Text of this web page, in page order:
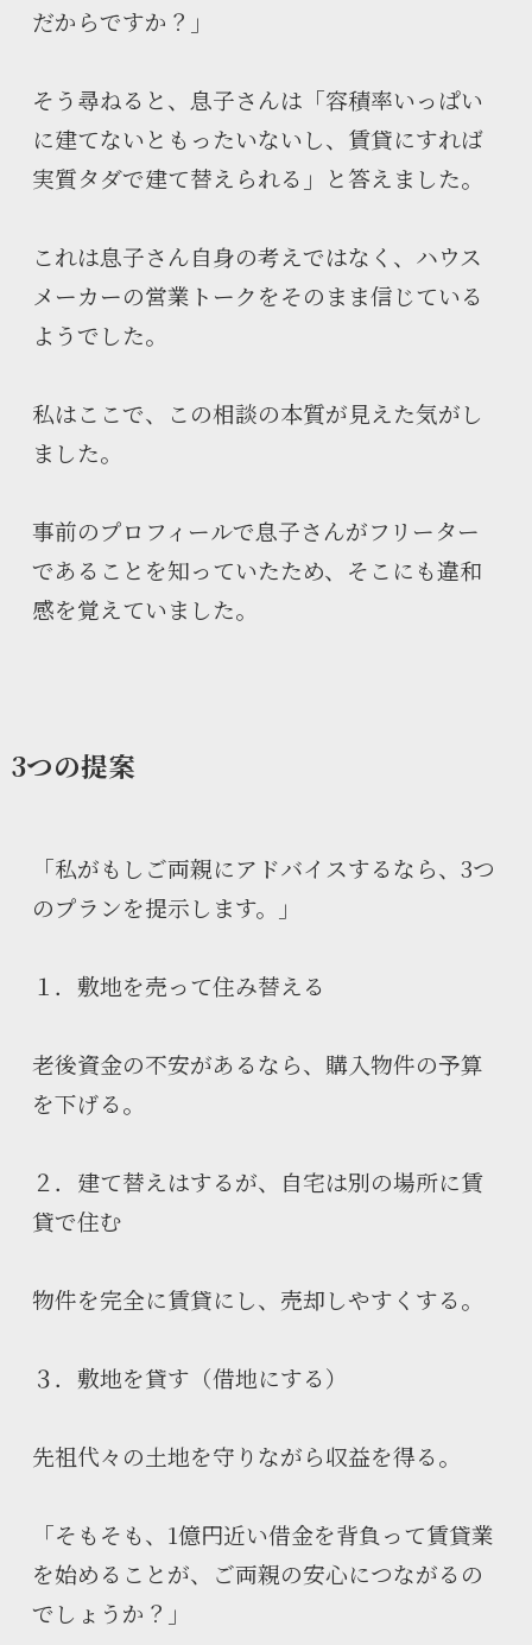
だからですか？」
そう尋ねると、息子さんは「容積率いっぱい
に建てないともったいないし、賃貸にすれば
実質タダで建て替えられる」と答えました。
これは息子さん自身の考えではなく、ハウス
メーカーの営業トークをそのまま信じている
ようでした。
私はここで、この相談の本質が見えた気がし
ました。
事前のプロフィールで息子さんがフリーター
であることを知っていたため、そこにも違和
感を覚えていました。
3つの提案
「私がもしご両親にアドバイスするなら、3つ
のプランを提示します。」
１．敷地を売って住み替える
老後資金の不安があるなら、購入物件の予算
を下げる。
２．建て替えはするが、自宅は別の場所に賃
貸で住む
物件を完全に賃貸にし、売却しやすくする。
３．敷地を貸す（借地にする）
先祖代々の土地を守りながら収益を得る。
「そもそも、1億円近い借金を背負って賃貸業
を始めることが、ご両親の安心につながるの
でしょうか？」